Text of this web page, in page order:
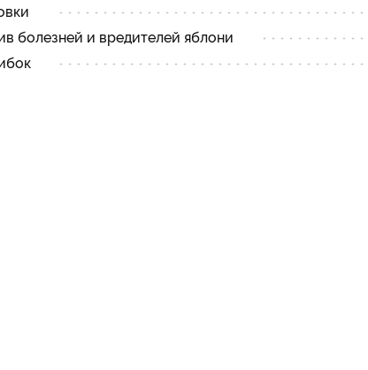
болезней и вредителей яблони